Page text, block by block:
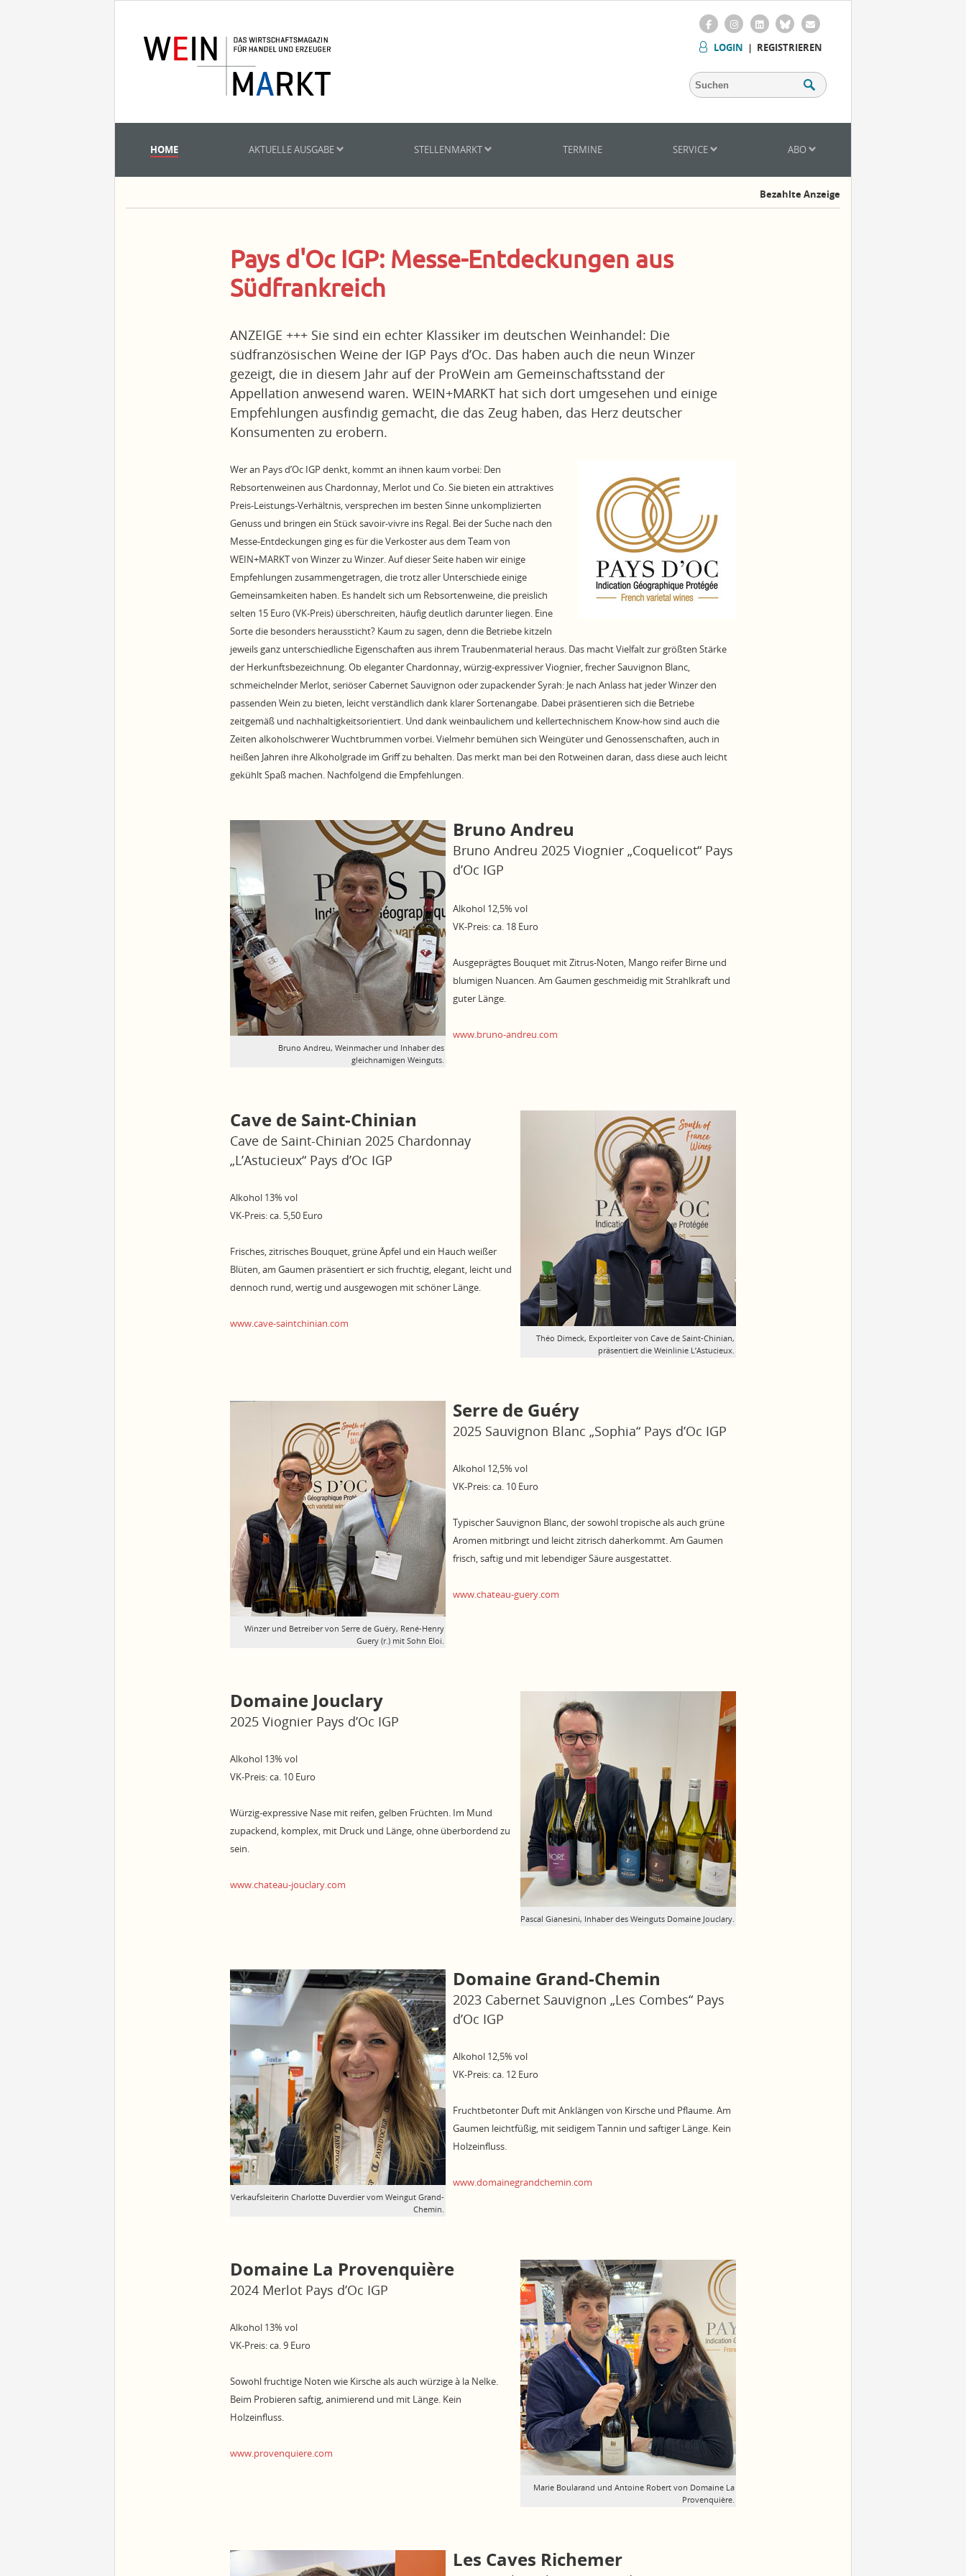
LOGIN | REGISTRIEREN
HOME AKTUELLE AUSGABE STELLENMARKT TERMINE SERVICE ABO
Bezahlte Anzeige
Pays d'Oc IGP: Messe-Entdeckungen aus
Südfrankreich
ANZEIGE +++ Sie sind ein echter Klassiker im deutschen Weinhandel: Die
südfranzösischen Weine der IGP Pays d’Oc. Das haben auch die neun Winzer
gezeigt, die in diesem Jahr auf der ProWein am Gemeinschaftsstand der
Appellation anwesend waren. WEIN+MARKT hat sich dort umgesehen und einige
Empfehlungen ausfindig gemacht, die das Zeug haben, das Herz deutscher
Konsumenten zu erobern.
Wer an Pays d’Oc IGP denkt, kommt an ihnen kaum vorbei: Den
Rebsortenweinen aus Chardonnay, Merlot und Co. Sie bieten ein attraktives
Preis-Leistungs-Verhältnis, versprechen im besten Sinne unkomplizierten
Genuss und bringen ein Stück savoir-vivre ins Regal. Bei der Suche nach den
Messe-Entdeckungen ging es für die Verkoster aus dem Team von
WEIN+MARKT von Winzer zu Winzer. Auf dieser Seite haben wir einige
Empfehlungen zusammengetragen, die trotz aller Unterschiede einige
Gemeinsamkeiten haben. Es handelt sich um Rebsortenweine, die preislich
selten 15 Euro (VK-Preis) überschreiten, häufig deutlich darunter liegen. Eine
Sorte die besonders heraussticht? Kaum zu sagen, denn die Betriebe kitzeln
jeweils ganz unterschiedliche Eigenschaften aus ihrem Traubenmaterial heraus. Das macht Vielfalt zur größten Stärke
der Herkunftsbezeichnung. Ob eleganter Chardonnay, würzig-expressiver Viognier, frecher Sauvignon Blanc,
schmeichelnder Merlot, seriöser Cabernet Sauvignon oder zupackender Syrah: Je nach Anlass hat jeder Winzer den
passenden Wein zu bieten, leicht verständlich dank klarer Sortenangabe. Dabei präsentieren sich die Betriebe
zeitgemäß und nachhaltigkeitsorientiert. Und dank weinbaulichem und kellertechnischem Know-how sind auch die
Zeiten alkoholschwerer Wuchtbrummen vorbei. Vielmehr bemühen sich Weingüter und Genossenschaften, auch in
heißen Jahren ihre Alkoholgrade im Griff zu behalten. Das merkt man bei den Rotweinen daran, dass diese auch leicht
gekühlt Spaß machen. Nachfolgend die Empfehlungen.
Bruno Andreu, Wein­macher und Inhaber des
gleichnamigen Weinguts.
Bruno Andreu
Bruno Andreu 2025 Viognier „Coquelicot“ Pays
d’Oc IGP
Alkohol 12,5% vol
VK-Preis: ca. 18 Euro
Ausgeprägtes Bouquet mit Zitrus-Noten, Mango reifer Birne und
blumigen Nuancen. Am Gaumen geschmeidig mit Strahlkraft und
guter Länge.
www.bruno-andreu.com
Théo Dimeck, Exportleiter von Cave de Saint-Chinian,
präsentiert die Weinlinie L’Astucieux.
Cave de Saint-Chinian
Cave de Saint-Chinian 2025 Chardonnay
„L’Astucieux“ Pays d’Oc IGP
Alkohol 13% vol
VK-Preis: ca. 5,50 Euro
Frisches, zitrisches Bouquet, grüne Äpfel und ein Hauch weißer
Blüten, am Gaumen präsentiert er sich fruchtig, elegant, leicht und
dennoch rund, wertig und ausgewogen mit schöner Länge.
www.cave-saintchinian.com
Winzer und Betreiber von Serre de Guéry, René-­Henry
Guery (r.) mit Sohn Eloi.
Serre de Guéry
2025 Sauvignon Blanc „Sophia“ Pays d’Oc IGP
Alkohol 12,5% vol
VK-Preis: ca. 10 Euro
Typischer Sauvignon Blanc, der sowohl tropische als auch grüne
Aromen mitbringt und leicht zitrisch daherkommt. Am Gaumen
frisch, saftig und mit lebendiger Säure ausgestattet.
www.chateau-guery.com
Pascal Gianesini, Inhaber des Weinguts Domaine Jouclary.
Domaine Jouclary
2025 Viognier Pays d’Oc IGP
Alkohol 13% vol
VK-Preis: ca. 10 Euro
Würzig-expressive Nase mit reifen, gelben Früchten. Im Mund
zupackend, komplex, mit Druck und Länge, ohne überbordend zu
sein.
www.chateau-jouclary.com
Verkaufsleiterin Charlotte Duverdier vom Weingut Grand-
Chemin.
Domaine Grand-Chemin
2023 Cabernet Sauvignon „Les Combes“ Pays
d’Oc IGP
Alkohol 12,5% vol
VK-Preis: ca. 12 Euro
Fruchtbetonter Duft mit Anklängen von Kirsche und Pflaume. Am
Gaumen leichtfüßig, mit seidigem Tannin und saftiger Länge. Kein
Holzeinfluss.
www.domainegrandchemin.com
Marie Boularand und Antoine Robert von Domaine La
Provenquière.
Domaine La Provenquière
2024 Merlot Pays d’Oc IGP
Alkohol 13% vol
VK-Preis: ca. 9 Euro
Sowohl fruchtige Noten wie Kirsche als auch würzige à la Nelke.
Beim Probieren saftig, animierend und mit Länge. Kein
Holzeinfluss.
www.provenquiere.com
Les Caves Richemer